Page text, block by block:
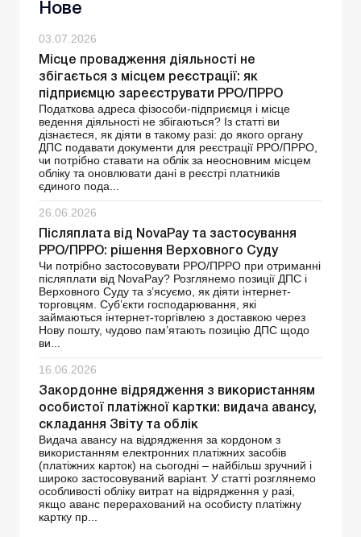
Нове
03.07.2026
Місце провадження діяльності не
збігається з місцем реєстрації: як
підприємцю зареєструвати РРО/ПРРО
Податкова адреса фізособи-підприємця і місце
ведення діяльності не збігаються? Із статті ви
дізнаєтеся, як діяти в такому разі: до якого органу
ДПС подавати документи для реєстрації РРО/ПРРО,
чи потрібно ставати на облік за неосновним місцем
обліку та оновлювати дані в реєстрі платників
єдиного пода...
26.06.2026
Післяплата від NovaРay та застосування
РРО/ПРРО: рішення Верховного Суду
Чи потрібно застосовувати РРО/ПРРО при отриманні
післяплати від NovaPay? Розглянемо позиції ДПС і
Верховного Суду та з’ясуємо, як діяти інтернет-
торговцям. Суб’єкти господарювання, які
займаються інтернет-торгівлею з доставкою через
Нову пошту, чудово пам’ятають позицію ДПС щодо
ви...
16.06.2026
Закордонне відрядження з використанням
особистої платіжної картки: видача авансу,
складання Звіту та облік
Видача авансу на відрядження за кордоном з
використанням електронних платіжних засобів
(платіжних карток) на сьогодні – найбільш зручний і
широко застосовуваний варіант. У статті розглянемо
особливості обліку витрат на відрядження у разі,
якщо аванс перерахований на особисту платіжну
картку пр...